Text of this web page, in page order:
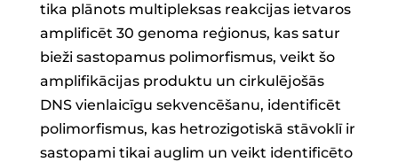
tika plānots multipleksas reakcijas ietvaros
amplificēt 30 genoma reģionus, kas satur
bieži sastopamus polimorfismus, veikt šo
amplifikācijas produktu un cirkulējošās
DNS vienlaicīgu sekvencēšanu, identificēt
polimorfismus, kas hetrozigotiskā stāvoklī ir
sastopami tikai auglim un veikt identificēto